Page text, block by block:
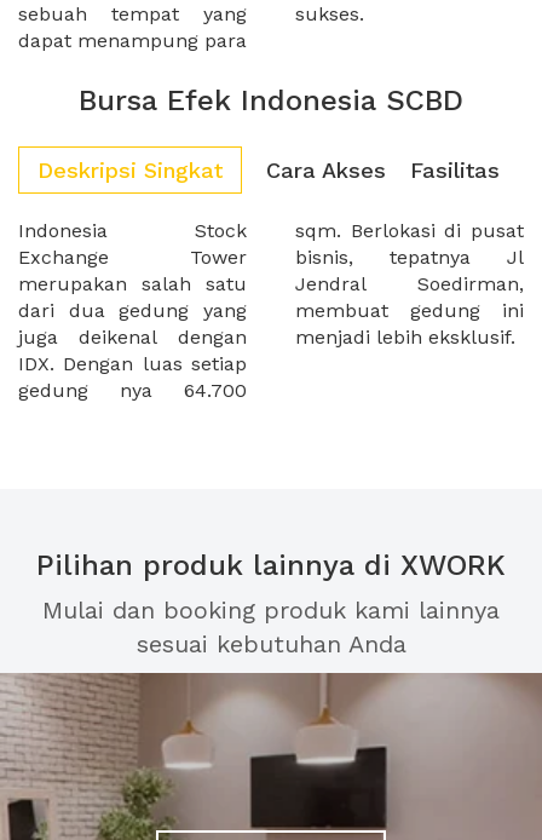
sebuah tempat yang
dapat menampung para
sukses.
Bursa Efek Indonesia SCBD
Deskripsi Singkat Cara Akses Fasilitas
Indonesia Stock
Exchange Tower
merupakan salah satu
dari dua gedung yang
juga deikenal dengan
IDX. Dengan luas setiap
gedung nya 64.700
sqm. Berlokasi di pusat
bisnis, tepatnya Jl
Jendral Soedirman,
membuat gedung ini
menjadi lebih eksklusif.
Pilihan produk lainnya di XWORK
Mulai dan booking produk kami lainnya
sesuai kebutuhan Anda